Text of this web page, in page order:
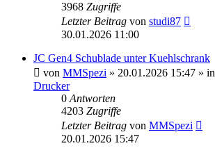
3968 Zugriffe
Letzter Beitrag von studi87
30.01.2026 11:00
JC Gen4 Schublade unter Kuehlschrank
von MMSpezi » 20.01.2026 15:47 » in
Drucker
0 Antworten
4203 Zugriffe
Letzter Beitrag von MMSpezi
20.01.2026 15:47